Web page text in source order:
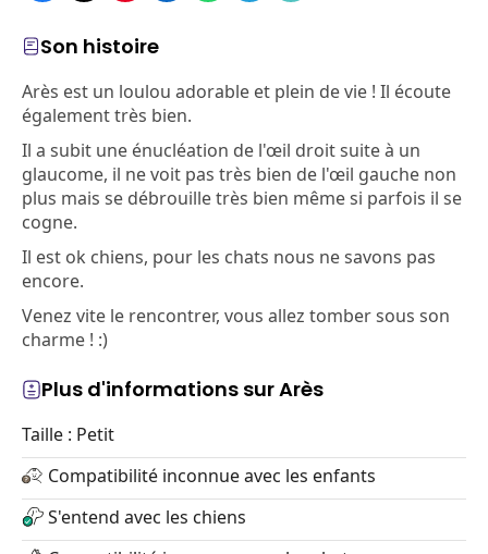
Son histoire
Arès est un loulou adorable et plein de vie ! Il écoute
également très bien.
Il a subit une énucléation de l'œil droit suite à un
glaucome, il ne voit pas très bien de l'œil gauche non
plus mais se débrouille très bien même si parfois il se
cogne.
Il est ok chiens, pour les chats nous ne savons pas
encore.
Venez vite le rencontrer, vous allez tomber sous son
charme ! :)
Plus d'informations sur Arès
Taille : Petit
Compatibilité inconnue avec les enfants
S'entend avec les chiens